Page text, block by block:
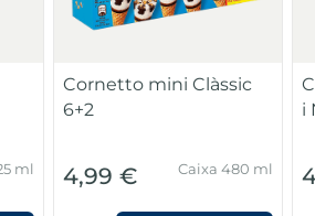
ml
Cornetto mini Clàssic
6+2
4,99 € Caixa 480 ml
i